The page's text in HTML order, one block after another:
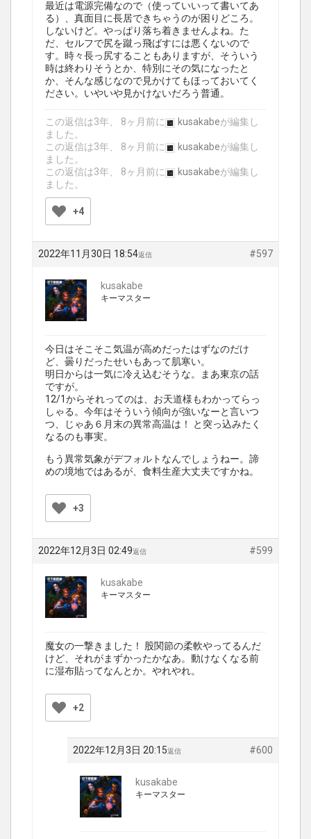
最近は電源完備なので（使っていいって書いてあ
る）、真面目に長居できちゃうのが困りどころ。
しないけど。やっぱり落ち着きませんよね。た
だ、セルフで尻を蹴っ飛ばすには悪くないので
す。時々長っ尻することもありますが、そういう
時は終わりそうとか、特別にその気になったと
か、そんな感じなので見かけてもほっておいてく
ださい。いやいや見かけないだろう普通。
この返信は3年、 8ヶ月前に kusakabeが編集し
ました。
この返信は3年、 8ヶ月前に
kusakabeが編集し
ました。
この返信は3年、 8ヶ月前に
kusakabeが編集し
ました。
+4
2022年11月30日 18:54 #597
返信
kusakabe
キーマスター
今日はそこそこ気温が高めだったはずなのだけ
ど、曇りだったせいもあって肌寒い。
明日からは一気に冷え込むそうな。まあ東京の話
ですが。
12/1からそれってのは、お天道様もわかってらっ
しゃる。今年はそういう傾向が強いなーと言いつ
つ、じゃあ６月末の異常高温は！ と突っ込みたく
なるのも事実。
もう異常気象がデフォルトなんでしょうねー。諦
めの境地ではあるが、食料生産大丈夫ですかね。
+3
2022年12月3日 02:49 #599
返信
kusakabe
キーマスター
魔女の一撃きました！ 股関節の柔軟やってるんだ
けど、それがまずかったかなあ。動けなくなる前
に湿布貼ってなんとか。やれやれ。
+2
2022年12月3日 20:15 #600
返信
kusakabe
キーマスター